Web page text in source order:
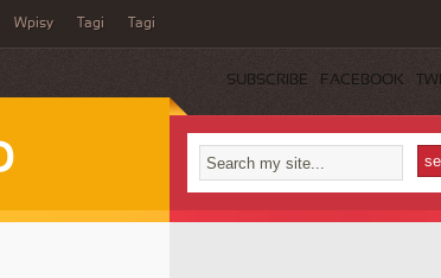
Wpisy Tagi Tagi
SUBSCRIBE FACEBOOK